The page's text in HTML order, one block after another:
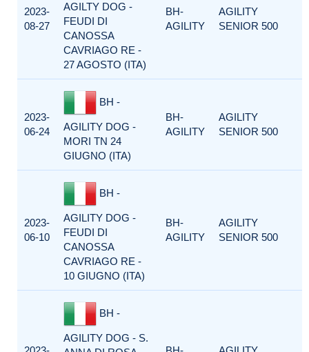
2023-
08-27
AGILTY DOG -
FEUDI DI
CANOSSA
CAVRIAGO RE -
27 AGOSTO (ITA)
BH-
AGILITY
AGILITY
SENIOR 500
2023-
06-24
BH -
AGILITY DOG -
MORI TN 24
GIUGNO (ITA)
BH-
AGILITY
AGILITY
SENIOR 500
2023-
06-10
BH -
AGILITY DOG -
FEUDI DI
CANOSSA
CAVRIAGO RE -
10 GIUGNO (ITA)
BH-
AGILITY
AGILITY
SENIOR 500
BH -
AGILITY DOG - S.